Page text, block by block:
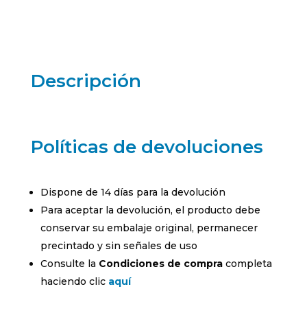
Descripción
Políticas de devoluciones
Dispone de 14 días para la devolución
Para aceptar la devolución, el producto debe
conservar su embalaje original, permanecer
precintado y sin señales de uso
Consulte la Condiciones de compracompleta
haciendo clic aquí